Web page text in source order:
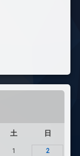
土 日
1 2